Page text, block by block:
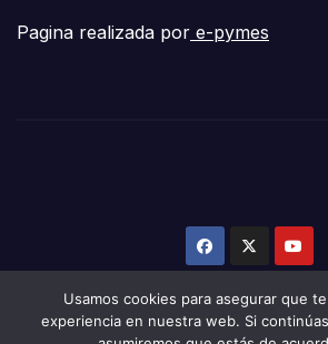
Pagina realizada por e-pymes
Usamos cookies para asegurar que
experiencia en nuestra web. Si